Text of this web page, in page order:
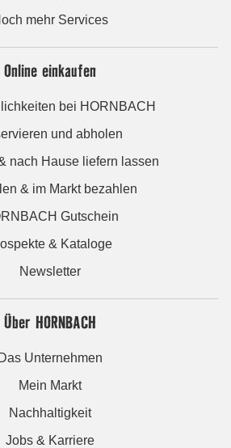
mehr Services
Online einkaufen
bei HORNBACH
und abholen
nach Hause liefern lassen
& im Markt bezahlen
Gutschein
& Kataloge
Newsletter
Über HORNBACH
Das Unternehmen
Mein Markt
Nachhaltigkeit
Jobs & Karriere